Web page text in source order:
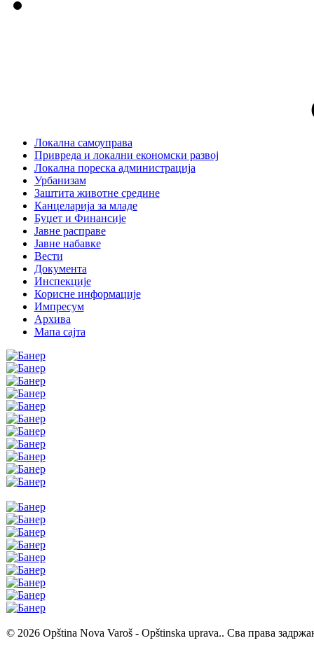
Локална самоуправа
Привреда и локални економски развој
Локална пореска администрација
Урбанизам
Заштита животне средине
Канцеларија за младе
Буџет и Финансије
Јавне расправе
Јавне набавке
Вести
Документа
Инспекције
Корисне информације
Импресум
Архива
Мапа сајта
© 2026 Opština Nova Varoš - Opštinska uprava.. Сва права